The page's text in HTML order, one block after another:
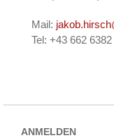
Mail:
Tel: +43 662
ANMELDEN